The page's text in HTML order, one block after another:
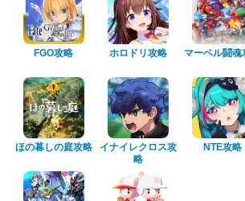
FGO攻略 ホロドリ攻略 マーベル闘魂
ほの暮しの庭攻略
イナイレクロス攻
略
NTE攻略